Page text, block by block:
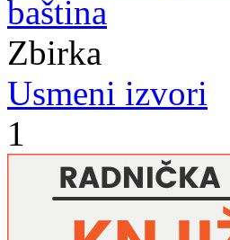
baština
Zbirka
Usmeni izvori
1